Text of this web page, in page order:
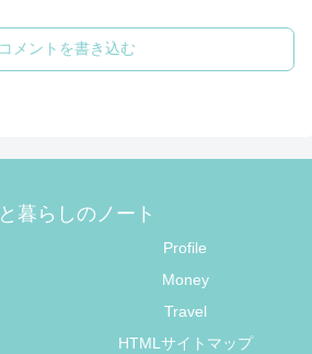
コメントを書き込む
暮らしのノート
Profile
Money
Travel
HTMLサイトマップ